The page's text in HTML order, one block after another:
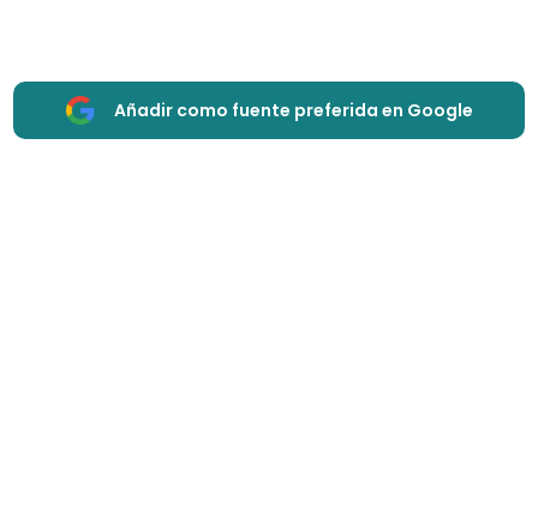
Añadir como fuente preferida en Google